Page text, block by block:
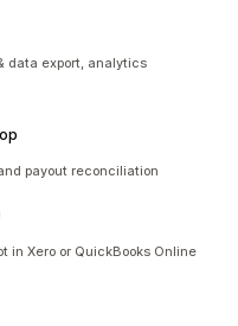
data export, analytics
payout reconciliation
in Xero or QuickBooks Online